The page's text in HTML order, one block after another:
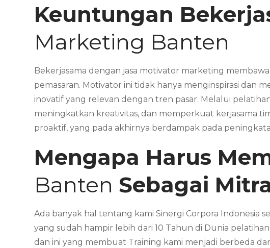
Keuntungan
Marketing Banten
Bekerjasama dengan jasa motivator marketing
pemasaran. Motivator ini tidak hanya menginspirasi dan
inovatif yang relevan dengan tren pasar. Melalui
meningkatkan kreativitas, dan memperkuat kerjasama
proaktif, yang pada akhirnya berdampak pada
Mengapa Harus
Banten Sebagai
Ada banyak hal tentang kami Sinergi Corpora Indonesia
yang sudah hampir lebih dari 10 Tahun di Dunia pelatihan
dan ini yang membuat Training kami menjadi berbeda